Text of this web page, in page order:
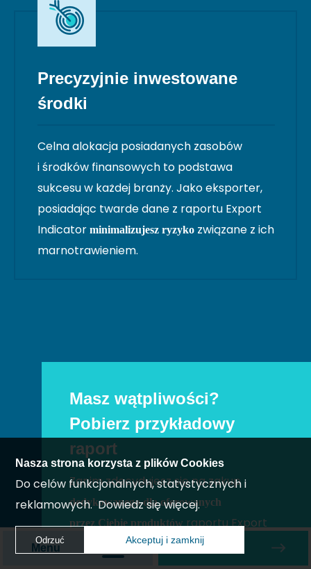
Precyzyjnie inwestowane
środki
Celna alokacja posiadanych zasobów
i środków finansowych to podstawa
sukcesu w każdej branży. Jako eksporter,
posiadając twarde dane z raportu Export
Indicator minimalizujesz ryzyko związane z ich
marnotrawieniem.
Masz wątpliwości?
Pobierz przykładowy
raport
Zanim zdecydujesz się na zakup
dedykowanego dla oferowanych
przez Ciebie produktówraportu Export
Indicator, chcesz wiedzieć co możesz
w nim znaleźć. Pobierz przykładowy
Menu Zamów raport
Nasza strona korzysta z plików Cookies
Do celów funkcjonalnych, statystycznych i
reklamowych.Dowiedz się więcej.
Odrzuć Akceptuj i zamknij
Akceptuj i zamknij